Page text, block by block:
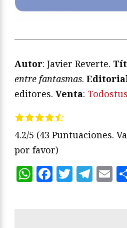
Autor: Javier Reverte.
entre fantasmas.
editores. Venta:
4.2/5 (43 Puntuaciones.
por favor)
WhatsApp
Facebook